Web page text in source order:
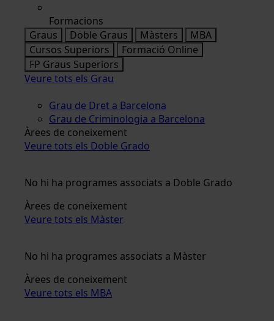
Formacions
Graus
Doble Graus Màsters
MBA
Cursos Superiors
Formació Online
FP Graus Superiors
Veure tots els Grau
Grau de Dret a Barcelona
Grau de Criminologia a Barcelona
Àrees de coneixement
Veure tots els Doble Grado
No hi ha programes associats a Doble Grado
Àrees de coneixement
Veure tots els Màster
No hi ha programes associats a Màster
Àrees de coneixement
Veure tots els MBA